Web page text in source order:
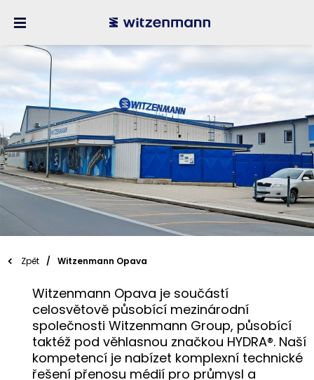
.
Zpět Witzenmann Opava
Witzenmann Opava je součástí
celosvětově působící mezinárodní
společnosti Witzenmann Group, působící
taktéž pod věhlasnou značkou HYDRA®. Naší
kompetencí je nabízet komplexní technické
řešení přenosu médií pro průmysl a